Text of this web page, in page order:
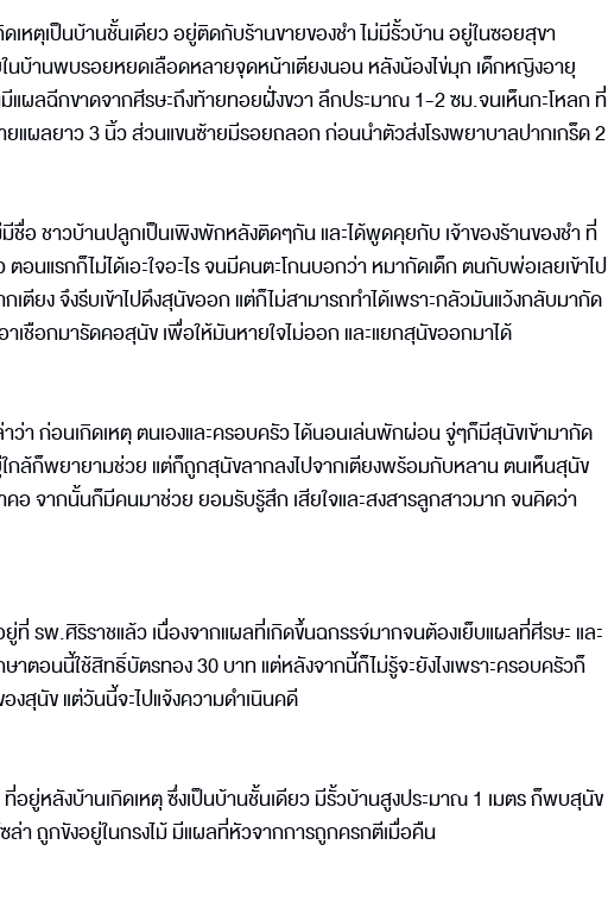
หตุเป็นบ้านชั้นเดียว อยู่ติดกับร้านขายของชำ ไม่มีรั้วบ้าน อยู่ในซอยสุขา
นบ้านพบรอยหยดเลือดหลายจุดหน้าเตียงนอน หลังน้องไข่มุก เด็กหญิงอายุ
ผลฉีกขาดจากศีรษะถึงท้ายทอยฝั่งขวา ลึกประมาณ 1-2 ซม.จนเห็นกะโหลก ที่
แผลยาว 3 นิ้ว ส่วนแขนซ้ายมีรอยถลอก ก่อนนำตัวส่งโรงพยาบาลปากเกร็ด 2
ชื่อ ชาวบ้านปลูกเป็นเพิงพักหลังติดๆกัน และได้พูดคุยกับ เจ้าของร้านของชำ ที่
ตอนแรกก็ไม่ได้เอะใจอะไร จนมีคนตะโกนบอกว่า หมากัดเด็ก ตนกับพ่อเลยเข้าไป
ตียง จึงรีบเข้าไปดึงสุนัขออก แต่ก็ไม่สามารถทำได้เพราะกลัวมันแว้งกลับมากัด
าเชือกมารัดคอสุนัข เพื่อให้มันหายใจไม่ออก และแยกสุนัขออกมาได้
ว่า ก่อนเกิดเหตุ ตนเองและครอบครัว ได้นอนเล่นพักผ่อน จู่ๆก็มีสุนัขเข้ามากัด
กล้ก็พยายามช่วย แต่ก็ถูกสุนัขลากลงไปจากเตียงพร้อมกับหลาน ตนเห็นสุนัข
อ จากนั้นก็มีคนมาช่วย ยอมรับรู้สึก เสียใจและสงสารลูกสาวมาก จนคิดว่า
รพ.ศิริราชแล้ว เนื่องจากแผลที่เกิดขึ้นฉกรรจ์มากจนต้องเย็บแผลที่ศีรษะ และ
ตอนนี้ใช้สิทธิ์บัตรทอง 30 บาท แต่หลังจากนี้ก็ไม่รู้จะยังไงเพราะครอบครัวก็
งสุนัข แต่วันนี้จะไปแจ้งความดำเนินคดี
อยู่หลังบ้านเกิดเหตุ ซึ่งเป็นบ้านชั้นเดียว มีรั้วบ้านสูงประมาณ 1 เมตร ก็พบสุนัข
ถูกขังอยู่ในกรงไม้ มีแผลที่หัวจากการถูกครกตีเมื่อคืน